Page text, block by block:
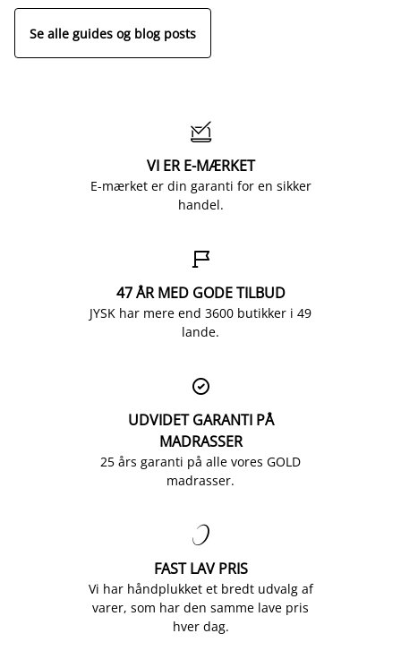
Se alle guides og blog posts

VI ER E-MÆRKET
E-mærket er din garanti for en sikker
handel.

47 ÅR MED GODE TILBUD
JYSK har mere end 3600 butikker i 49
lande.

UDVIDET GARANTI PÅ
MADRASSER
25 års garanti på alle vores GOLD
madrasser.

FAST LAV PRIS
Vi har håndplukket et bredt udvalg af
varer, som har den samme lave pris
hver dag.